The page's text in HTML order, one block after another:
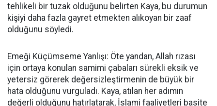
tehlikeli bir tuzak olduğunu belirten Kaya, bu durumun
kişiyi daha fazla gayret etmekten alıkoyan bir zaaf
olduğunu söyledi.
Emeği Küçümseme Yanlışı: Öte yandan, Allah rızası
için ortaya konulan samimi çabaları sürekli eksik ve
yetersiz görerek değersizleştirmenin de büyük bir
hata olduğunu vurguladı. Kaya, atılan her adımın
değerli olduğunu hatırlatarak, İslami faaliyetleri basite